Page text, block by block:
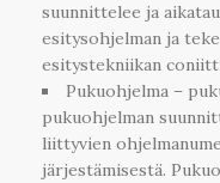
suunnittelee ja
esitysohjelman ja
esitystekniikan
Pukuohjelma –
pukuohjelman
liittyvien
järjestämisestä.